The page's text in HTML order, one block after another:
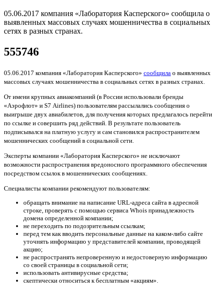
05.06.2017 компания «Лаборатория Касперского» сообщила о
выявленных массовых случаях мошенничества в социальных
сетях в разных странах.
555746
05.06.2017 компания «Лаборатория Касперского» сообщила о выявленных
массовых случаях мошенничества в социальных сетях в разных странах.
От имени крупных авиакомпаний (в России использовали бренды
«Аэрофлот» и S7 Airlines) пользователям рассылались сообщения о
выигрыше двух авиабилетов, для получения которых предлагалось перейти
по ссылке и совершить ряд действий. В результате пользователь
подписывался на платную услугу и сам становился распространителем
мошеннических сообщений в социальной сети.
Эксперты компании «Лаборатория Касперского» не исключают
возможности распространения вредоносного программного обеспечения
посредством ссылок в мошеннических сообщениях.
Специалисты компании рекомендуют пользователям:
обращать внимание на написание URL-адреса сайта в адресной
строке, проверять с помощью сервиса Whois принадлежность
домена определенной компании;
не переходить по подозрительным ссылкам;
перед тем как вводить персональные данные на каком-либо сайте
уточнять информацию у представителей компании, проводящей
акцию;
не распространять непроверенную и недостоверную информацию
со своей страницы в социальной сети;
использовать антивирусные средства;
скептически относиться к бесплатным «акциям».